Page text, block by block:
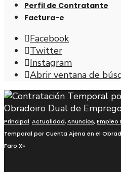
Perfil de Contratante
Factura-e
Facebook
Twitter
Instagram
Abrir ventana de
Principal Actualidad,Anuncios,Empleo
Temporal por Cuenta Ajena en el
Faro X»